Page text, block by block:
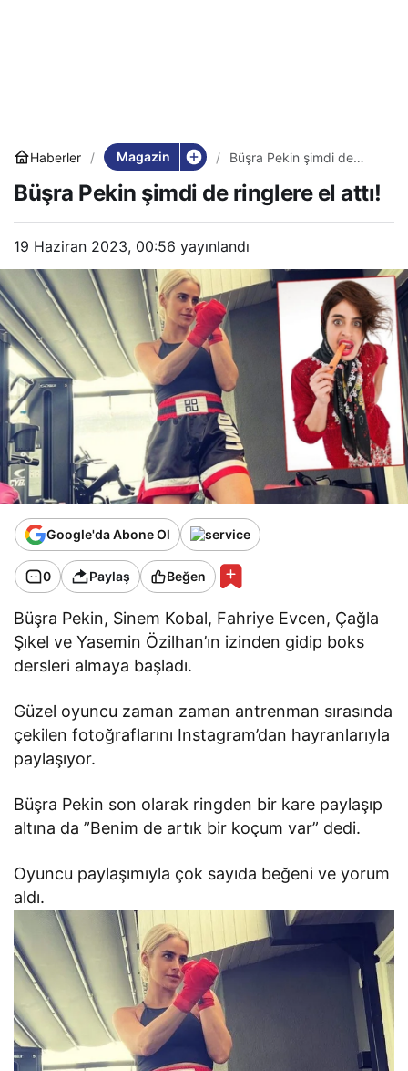
Haberler Magazin
Büşra Pekin şimdi de
Büşra Pekin şimdi de ringlere el attı!
19 Haziran 2023, 00:56 yayınlandı
Google'da Abone Ol
0 Paylaş Beğen
Büşra Pekin, Sinem Kobal, Fahriye Evcen, Çağla
Şıkel ve Yasemin Özilhan’ın izinden gidip boks
dersleri almaya başladı.
Güzel oyuncu zaman zaman antrenman sırasında
çekilen fotoğraflarını Instagram’dan hayranlarıyla
paylaşıyor.
Büşra Pekin son olarak ringden bir kare paylaşıp
altına da ”Benim de artık bir koçum var” dedi.
Oyuncu paylaşımıyla çok sayıda beğeni ve yorum
aldı.